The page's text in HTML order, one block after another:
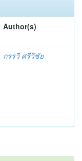
Author(s)
กรรวี ศรีวิชัย